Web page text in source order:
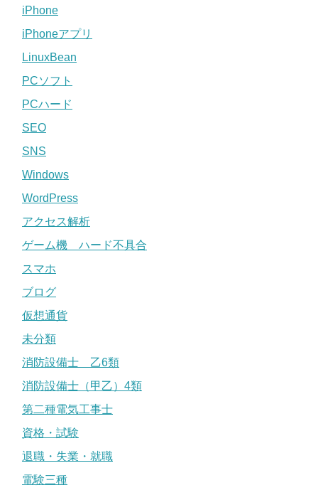
iPhone
iPhoneアプリ
LinuxBean
PCソフト
PCハード
SEO
SNS
Windows
WordPress
アクセス解析
ゲーム機 ハード不具合
スマホ
ブログ
仮想通貨
未分類
消防設備士 乙6類
消防設備士（甲乙）4類
第二種電気工事士
資格・試験
退職・失業・就職
電験三種